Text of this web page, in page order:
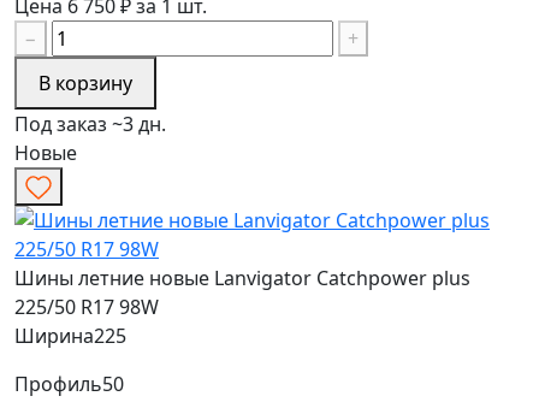
Цена 6 750 ₽ за 1 шт.
−
+
В корзину
Под заказ ~3 дн.
Новые
Шины летние новые Lanvigator Catchpower plus
225/50 R17 98W
Ширина225
Профиль50